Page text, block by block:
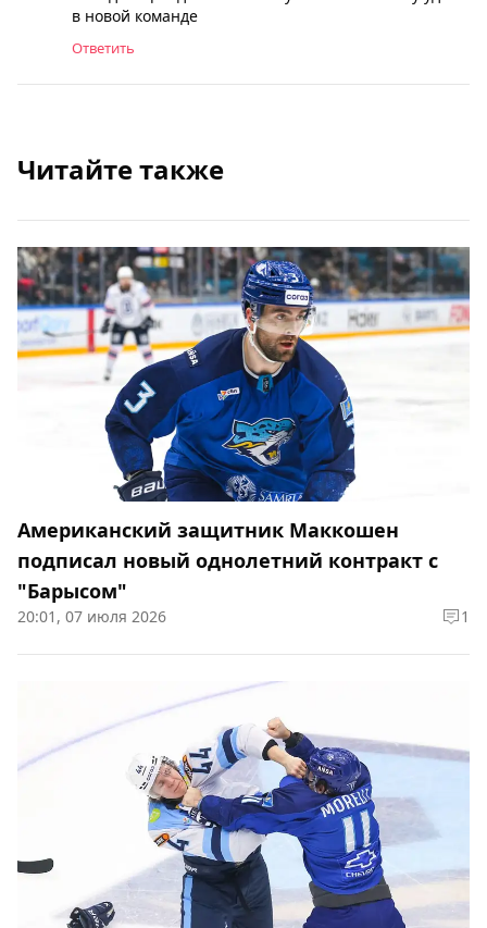
в новой команде
Ответить
Читайте также
Американский защитник Маккошен
подписал новый однолетний контракт с
"Барысом"
20:01, 07 июля 2026 1